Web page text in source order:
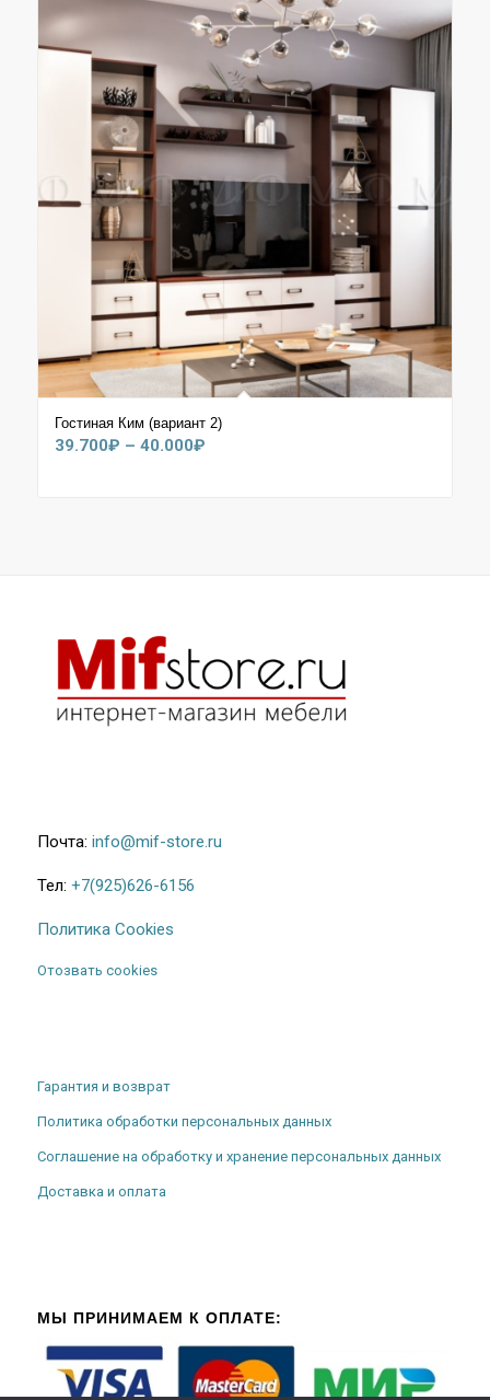
91.700₽
Гостиная Ким (вариант 2)
39.700₽ – 40.000₽Диапазон
Почта: info@mif-store.ru
Тел: +7(925)626-6156
Политика Cookies
Отозвать cookies
Гарантия и возврат
Политика обработки персональных данных
Соглашение на обработку и хранение персональных данных
Доставка и оплата
МЫ ПРИНИМАЕМ К ОПЛАТЕ: